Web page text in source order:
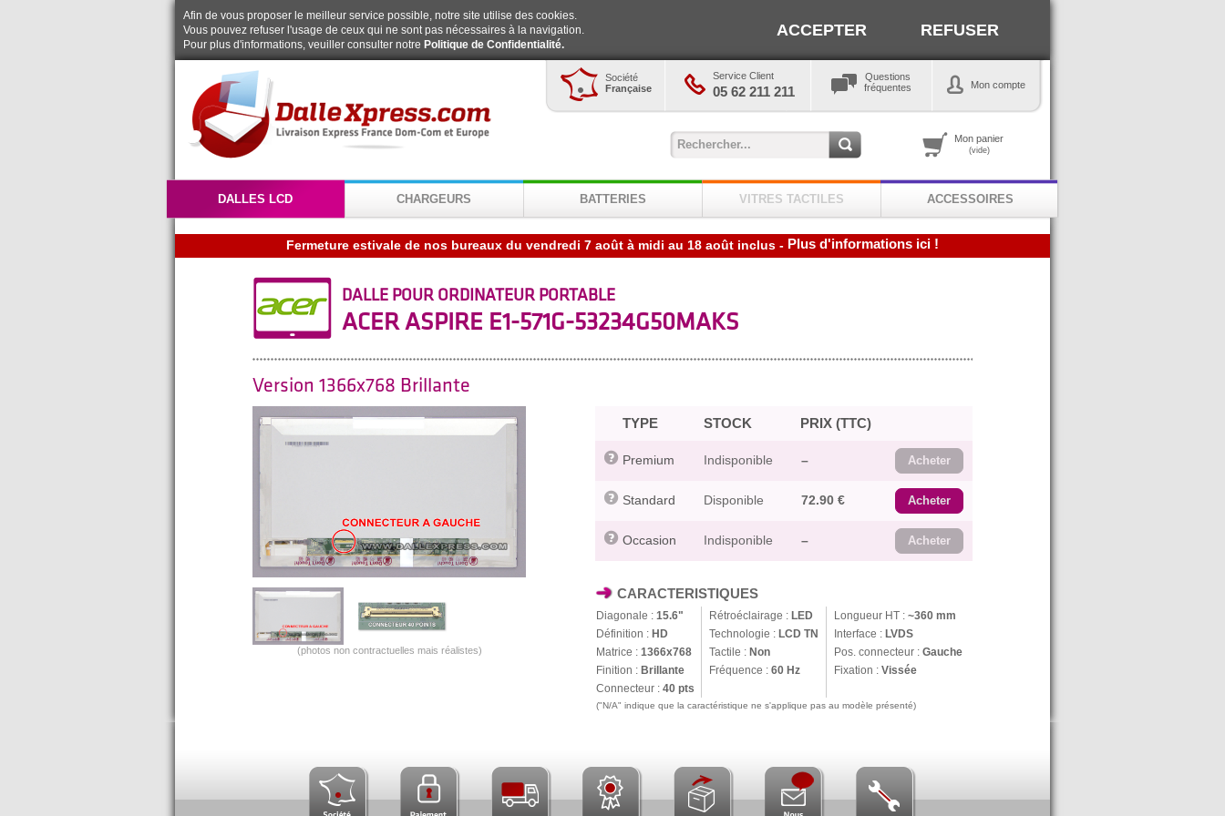
Afin de vous proposer le meilleur service possible, notre site utilise des cookies.
Vous pouvez refuser l'usage de ceux qui ne sont pas nécessaires à la navigation.
Pour plus d'informations, veuiller consulter notre Politique de Confidentialité.
ACCEPTER REFUSER
Société
Française
Service Client
05 62 211 211
Questions
fréquentes
Mon compte
Mon panier
(vide)
DALLES LCD CHARGEURS BATTERIES VITRES TACTILES ACCESSOIRES
Fermeture estivale de nos bureaux du vendredi 7 août à midi au 18 août inclus - Plus d'informations ici !
DALLE POUR ORDINATEUR PORTABLE
ACER ASPIRE E1-571G-53234G50MAKS
Version 1366x768 Brillante
(photos non contractuelles mais réalistes)
TYPE STOCK PRIX (TTC)
Premium Indisponible – Acheter
Standard Disponible 72.90 € Acheter
Occasion Indisponible – Acheter
CARACTERISTIQUES
Diagonale : 15.6" Rétroéclairage : LED Longueur HT : ~360 mm
Définition : HD Technologie : LCD TN Interface : LVDS
Matrice : 1366x768 Tactile : Non Pos. connecteur : Gauche
Finition : Brillante Fréquence : 60 Hz Fixation : Vissée
Connecteur : 40 pts
("N/A" indique que la caractéristique ne s'applique pas au modèle présenté)